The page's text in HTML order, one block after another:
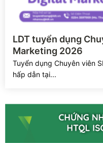
Xem chi tiết
LDT tuyển dụng
Marketing 2026
Tuyển dụng Chuyên viên
hấp dẫn tại...